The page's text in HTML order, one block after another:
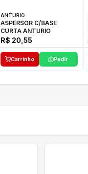
ANTURIO
ASPERSOR C/BASE
CURTA ANTURIO
R$ 20,55
Carrinho Pedir